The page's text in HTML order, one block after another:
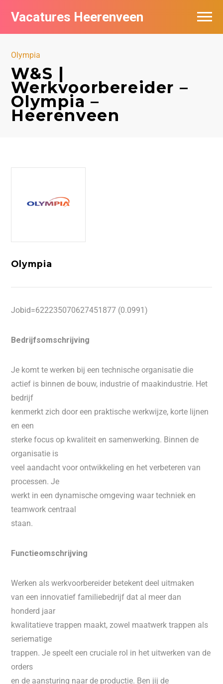
Vacatures Heerenveen
Olympia
W&S |
Werkvoorbereider –
Olympia –
Heerenveen
Olympia
Jobid=622235070627451877 (0.0991)
Bedrijfsomschrijving
Je komt te werken bij een technische organisatie die
actief is binnen de bouw, industrie of maakindustrie. Het
bedrijf
kenmerkt zich door een praktische werkwijze, korte lijnen
en een
sterke focus op kwaliteit en samenwerking. Binnen de
organisatie is
veel aandacht voor ontwikkeling en het verbeteren van
processen. Je
werkt in een dynamische omgeving waar techniek en
teamwork centraal
staan.
Functieomschrijving
Werken als werkvoorbereider betekent deel uitmaken
van een innovatief familiebedrijf dat al meer dan
honderd jaar
kwalitatieve trappen maakt, zowel maatwerk trappen als
seriematige
trappen. Je speelt een cruciale rol in het uitwerken van de
orders
en de aansturing naar de productie. Ben jij de
Vacatures per bedrijf
De populairste vacatures in Heerenveen
Nieuwsbrief feed